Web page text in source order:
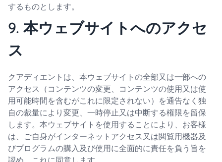
するものとします。
9. 本ウェブサイトへのアクセ
ス
クアディエントは、本ウェブサイトの全部又は一部への
アクセス（コンテンツの変更、コンテンツの使用又は使
用可能時間を含むがこれに限定されない）を通告なく独
自の裁量により変更、一時停止又は中断する権限を留保
します。本ウェブサイトを使用することにより、お客様
は、ご自身がインターネットアクセス又は閲覧用機器及
びプログラムの購入及び使用に全面的に責任を負う旨を